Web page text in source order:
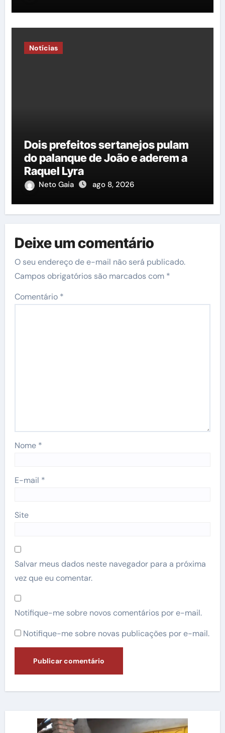
poliesportiva”
Notícias
Dois prefeitos sertanejos pulam
do palanque de João e aderem a
Raquel Lyra
Neto Gaia ago 8, 2026
Deixe um comentário
O seu endereço de e-mail não será publicado.
Campos obrigatórios são marcados com *
Comentário *
Nome *
E-mail *
Site
Salvar meus dados neste navegador para a próxima
vez que eu comentar.
Notifique-me sobre novos comentários por e-mail.
Notifique-me sobre novas publicações por e-mail.